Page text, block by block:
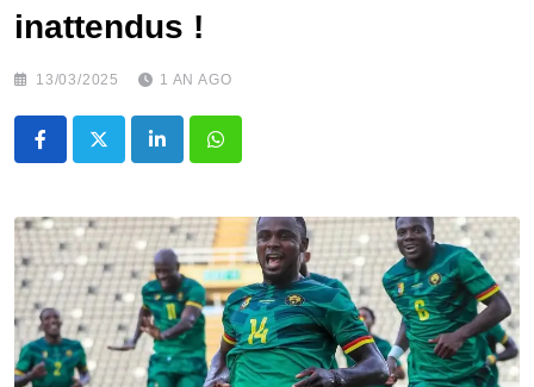
inattendus !
13/03/2025 1 AN AGO
LinkedInWhatsapp